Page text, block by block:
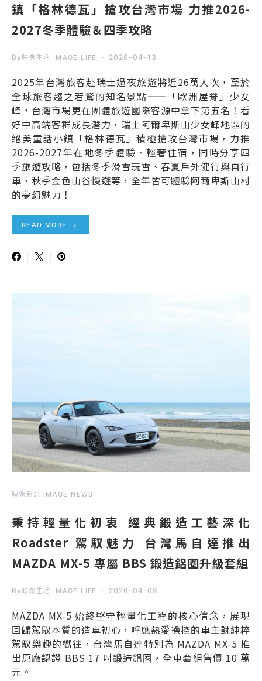
鎮「格林德瓦」搶攻台灣市場 力推2026-
2027冬季體驗＆四季攻略
By 映像生活 IMAGE LIFE 2026-04-13
2025年台灣旅客赴瑞士過夜旅遊將近26萬人次，至於
全球旅客趨之若鶩的知名景點——「歐洲屋脊」少女
峰，台灣市場更在團體旅遊國際客源中拿下第五名！看
好中高端客群成長潛力，瑞士阿爾卑斯山少女峰地區的
絕美童話小鎮「格林德瓦」積極搶攻台灣市場，力推
2026-2027年在地冬季體驗、輕奢住宿，同時分享四
季旅遊攻略，包括冬季滑雪玩雪、春夏戶外健行與自行
車、秋季金色山谷慢遊等，全年皆可體驗阿爾卑斯山村
的夢幻魅力！
READ MORE
映像新訊 IMAGE NEWS
秉持輕量化初衷 經典鍛造工藝深化
Roadster 駕馭魅力 台灣馬自達推出
MAZDA MX-5 專屬 BBS 鍛造鋁圈升級套組
By 映像生活 IMAGE LIFE 2026-04-08
MAZDA MX-5 始終堅守輕量化工程的核心信念，展現
回歸駕馭本質的造車初心，呼應熱愛操控的車主對純粹
駕馭樂趣的嚮往，台灣馬自達特別為 MAZDA MX-5 推
出原廠認證 BBS 17 吋鍛造鋁圈，全車套組售價 10 萬
元。